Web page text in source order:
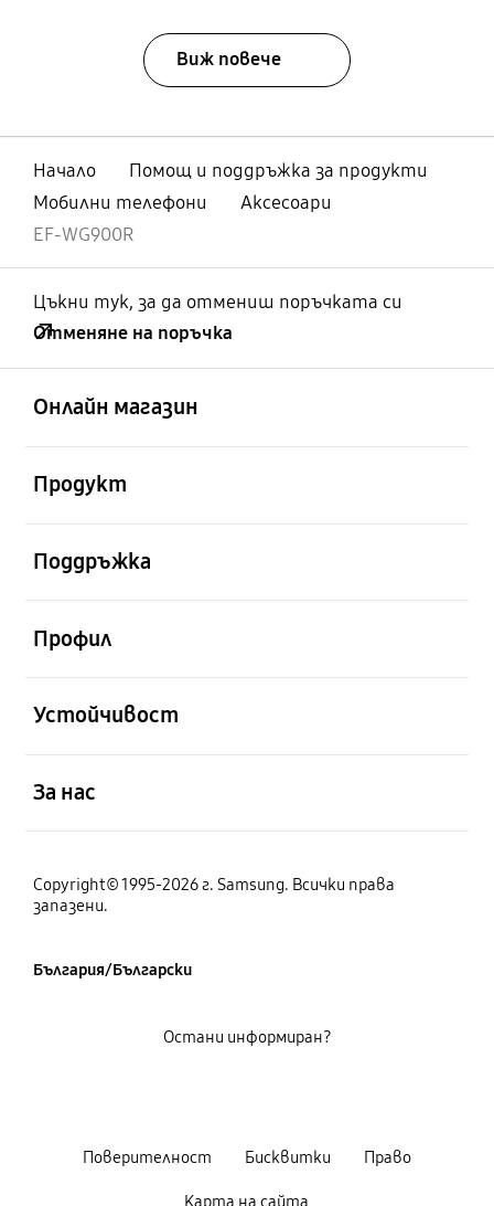
Виж повече
Начало
Помощ и поддръжка за продукти
Мобилни телефони
Аксесоари
EF-WG900R
Цъкни тук, за да отмениш поръчката си
Отменяне на поръчка
Онлайн магазин
Продукт
Поддръжка
Профил
Устойчивост
За нас
Copyright© 1995-2026 г. Samsung. Всички права
запазени.
България/Български
Поверителност Бисквитки Право
Карта на сайта
Остани информиран?